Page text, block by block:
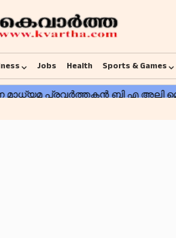
Jobs Health Sports & Games